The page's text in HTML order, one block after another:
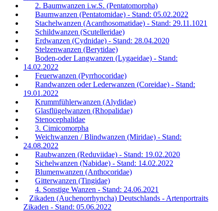
2. Baumwanzen i.w.S. (Pentatomorpha)
Baumwanzen (Pentatomidae) - Stand: 05.02.2022
Stachelwanzen (Acanthosomatidae) - Stand: 29.11.1021
Schildwanzen (Scutelleridae)
Erdwanzen (Cydnidae) - Stand: 28.04.2020
Stelzenwanzen (Berytidae)
Boden-oder Langwanzen (Lygaeidae) - Stand:
14.02.2022
Feuerwanzen (Pyrrhocoridae)
Randwanzen oder Lederwanzen (Coreidae) - Stand:
19.01.2022
Krummfühlerwanzen (Alydidae)
Glasflügelwanzen (Rhopalidae)
Stenocephalidae
3. Cimicomorpha
Weichwanzen / Blindwanzen (Miridae) - Stand:
24.08.2022
Raubwanzen (Reduviidae) - Stand: 19.02.2020
Sichelwanzen (Nabidae) - Stand: 14.02.2022
Blumenwanzen (Anthocoridae)
Gitterwanzen (Tingidae)
4. Sonstige Wanzen - Stand: 24.06.2021
Zikaden (Auchenorrhyncha) Deutschlands - Artenportraits
Zikaden - Stand: 05.06.2022